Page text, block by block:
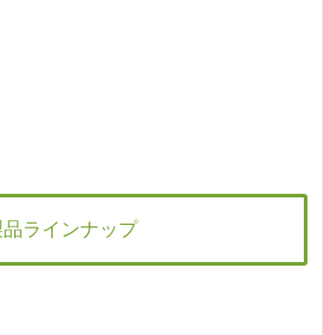
ラインナップ